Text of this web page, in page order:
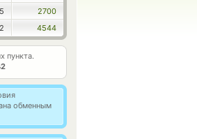
2700
4544
пункта.
обменным